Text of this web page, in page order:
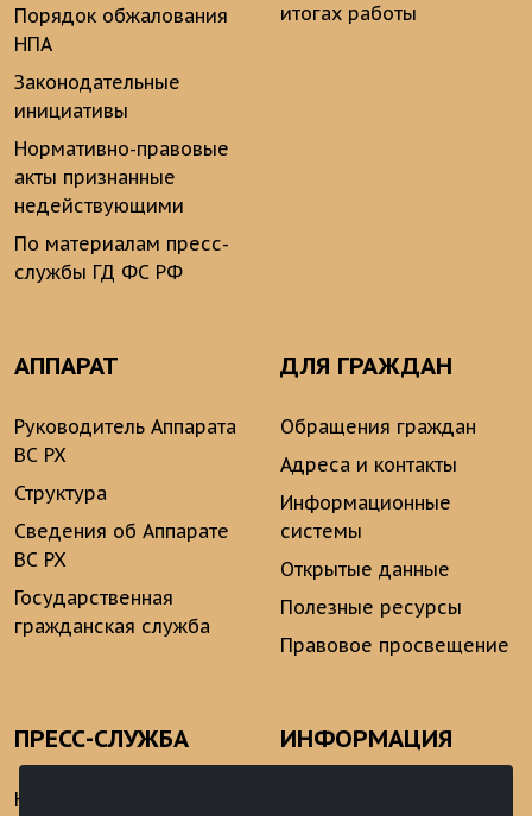
Порядок обжалования
НПА
Законодательные
инициативы
Нормативно-правовые
акты признанные
недействующими
По материалам пресс-
службы ГД ФС РФ
итогах работы
АППАРАТ
Руководитель Аппарата
ВС РХ
Структура
Сведения об Аппарате
ВС РХ
Государственная
гражданская служба
ДЛЯ ГРАЖДАН
Обращения граждан
Адреса и контакты
Информационные
системы
Открытые данные
Полезные ресурсы
Правовое просвещение
ПРЕСС-СЛУЖБА
Новости
ИНФОРМАЦИЯ